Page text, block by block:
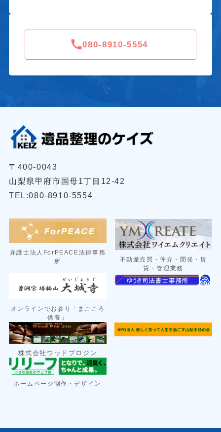
080-8910-5554
〒400-0043
山梨県甲府市国母1丁目12-42
TEL:080-8910-5554
弁護士法人ForPEACE法律事務
所
不動産売買・仲介・開発・賃
貸・管理業務
オンラインでお参り「まごころ
供養」
株式会社ウッドプロジン
ホームページ制作・デザイ ン